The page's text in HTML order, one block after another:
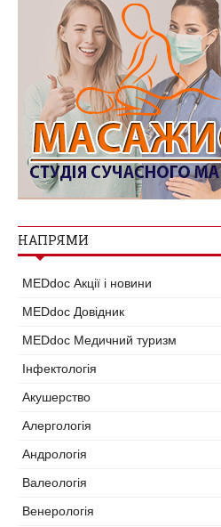
НАПРЯМИ
MEDdoc Акції і новини
MEDdoc Довідник
MEDdoc Медичний туризм
Інфектологія
Акушерство
Алергологія
Андрологія
Валеологія
Венерологія